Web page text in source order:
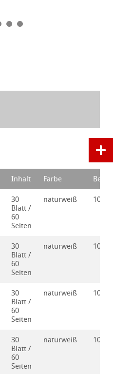
Inhalt Farbe
30
Blatt /
60
Seiten
naturweiß
30
Blatt /
60
Seiten
naturweiß
30
Blatt /
60
Seiten
naturweiß
30
Blatt /
60
Seiten
naturweiß